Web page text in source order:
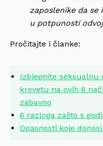
zaposlenike da se
u potpunosti
Pročitajte i članke:
Izbjegnite
krevetu na ovih 6
zabavno
6 razloga zašto s
Opasnosti koje